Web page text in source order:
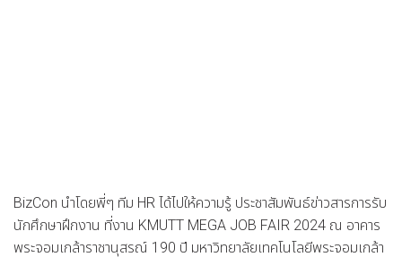
BizCon นำโดยพี่ๆ ทีม HR ได้ไปให้ความรู้ ประชาสัมพันธ์ข่าวสารการรับ
นักศึกษาฝึกงาน ที่งาน KMUTT MEGA JOB FAIR 2024 ณ อาคาร
พระจอมเกล้าราชานุสรณ์ 190 ปี มหาวิทยาลัยเทคโนโลยีพระจอมเกล้า